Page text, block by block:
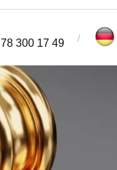
78 300 17 49